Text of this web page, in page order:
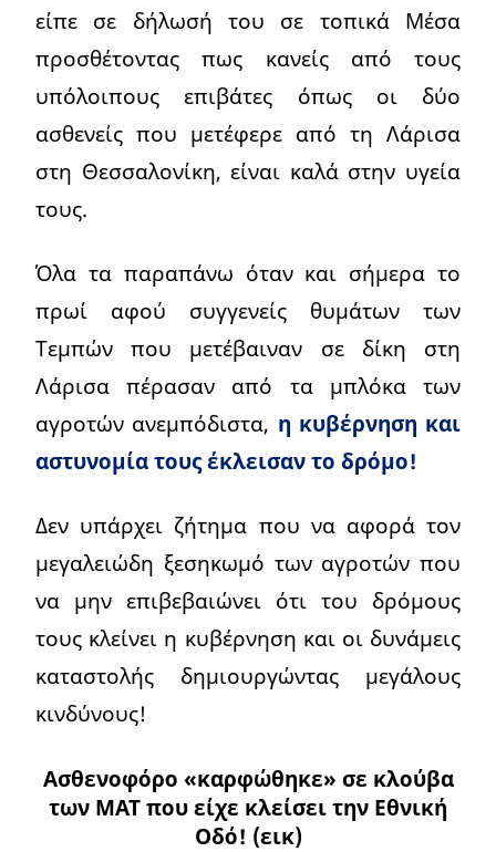
είπε σε δήλωσή του σε τοπικά Μέσα
προσθέτοντας πως κανείς από τους
υπόλοιπους επιβάτες όπως οι δύο
ασθενείς που μετέφερε από τη Λάρισα
στη Θεσσαλονίκη, είναι καλά στην υγεία
τους.
Όλα τα παραπάνω όταν και σήμερα το
πρωί αφού συγγενείς θυμάτων των
Τεμπών που μετέβαιναν σε δίκη στη
Λάρισα πέρασαν από τα μπλόκα των
αγροτών ανεμπόδιστα, η κυβέρνηση και
αστυνομία τους έκλεισαν το δρόμο!
Δεν υπάρχει ζήτημα που να αφορά τον
μεγαλειώδη ξεσηκωμό των αγροτών που
να μην επιβεβαιώνει ότι του δρόμους
τους κλείνει η κυβέρνηση και οι δυνάμεις
καταστολής δημιουργώντας μεγάλους
κινδύνους!
Ασθενοφόρο «καρφώθηκε» σε κλούβα
των ΜΑΤ που είχε κλείσει την Εθνική
Οδό! (εικ)